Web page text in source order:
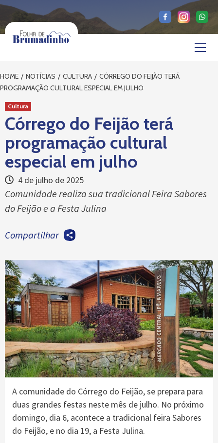
Skip
content
HOME NOTÍCIAS CULTURA
CÓRREGO DO FEIJÃO TERÁ
PROGRAMAÇÃO CULTURAL ESPECIAL EM JULHO
Cultura
Córrego do Feijão terá
programação cultural
especial em julho
4 de julho de 2025
Comunidade realiza sua tradicional Feira Sabores
do Feijão e a Festa Julina
Compartilhar
A comunidade do Córrego do Feijão, se prepara para
duas grandes festas neste mês de julho. No próximo
domingo, dia 6, acontece a tradicional feira Sabores
do Feijão, e no dia 19, a Festa Julina.